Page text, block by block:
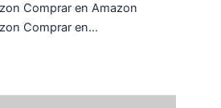
Comprar en Amazon
Comprar en…